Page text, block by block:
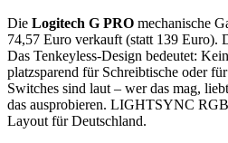
Die Logitech G PRO mechanische
74,57 Euro verkauft (statt 139 Euro).
Das Tenkeyless-Design bedeutet:
platzsparend für Schreibtische oder
Switches sind laut – wer das mag,
das ausprobieren. LIGHTSYNC
Layout für Deutschland.